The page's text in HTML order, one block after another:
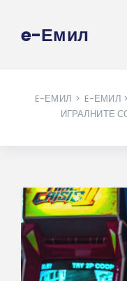
e-Емил
E-ЕМИЛ > E-ЕМИЛ
ИГРАЛНИТЕ